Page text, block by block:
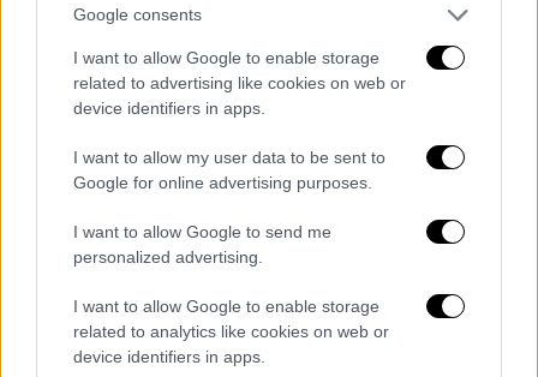
Google consents
I want to allow Google to enable storage
related to advertising like cookies on web or
device identifiers in apps.
I want to allow my user data to be sent to
Google for online advertising purposes.
I want to allow Google to send me
personalized advertising.
I want to allow Google to enable storage
related to analytics like cookies on web or
device identifiers in apps.
Αθλητισμός|16.01.2020 10:15